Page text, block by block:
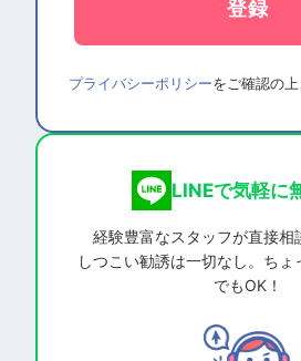
プライバシーポリシーをご確認の上
LINEで気軽に
経験豊富なスタッフが直接相
しつこい勧誘は一切なし。ちょ
でもOK！